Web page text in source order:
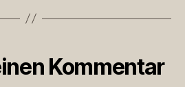
Kommentar